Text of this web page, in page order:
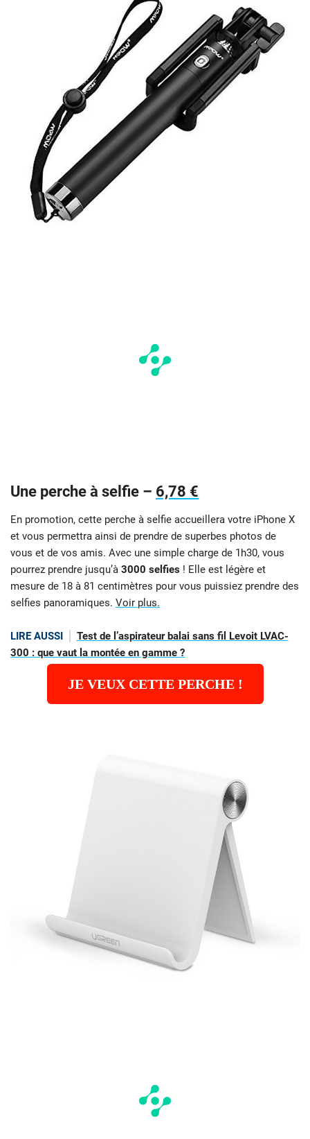
Une perche à selfie – 6,78 €
En promotion, cette perche à selfie accueillera votre iPhone X
et vous permettra ainsi de prendre de superbes photos de
vous et de vos amis. Avec une simple charge de 1h30, vous
pourrez prendre jusqu’à 3000 selfies ! Elle est légère et
mesure de 18 à 81 centimètres pour vous puissiez prendre des
selfies panoramiques. Voir plus.
LIRE AUSSI
Test de l’aspirateur balai sans fil Levoit LVAC-
300 : que vaut la montée en gamme ?
JE VEUX CETTE PERCHE !